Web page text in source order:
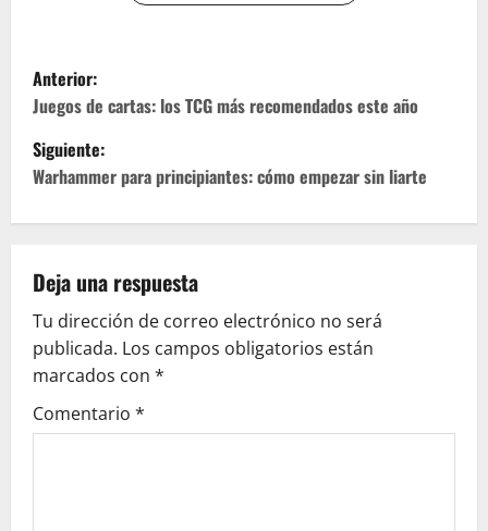
N
a
v
a
c
i
ó
Anterior:
Juegos de cartas: los TCG más recomendados este año
Siguiente:
Warhammer para principiantes: cómo empezar sin liarte
Deja una respuesta
Tu dirección de correo electrónico no será
publicada. Los campos obligatorios están
marcados con *
Comentario *